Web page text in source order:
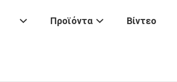
Προϊόντα Βίντεο